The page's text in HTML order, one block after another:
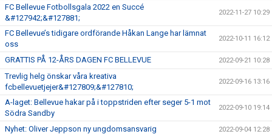
FC Bellevue Fotbollsgala 2022 en Succé
&#127942;&#127881;
2022-11-27 10:29
FC Bellevue’s tidigare ordförande Håkan Lange har lämnat
oss
2022-10-11 16:12
GRATTIS PÅ 12-ÅRS DAGEN FC BELLEVUE 2022-09-21 10:28
Trevlig helg önskar våra kreativa
fcbellevuetjejer&#127809;&#127810;
2022-09-16 13:16
A-laget: Bellevue hakar på i toppstriden efter seger 5-1 mot
Södra Sandby
2022-09-10 19:14
Nyhet: Oliver Jeppson ny ungdomsansvarig 2022-09-04 12:28